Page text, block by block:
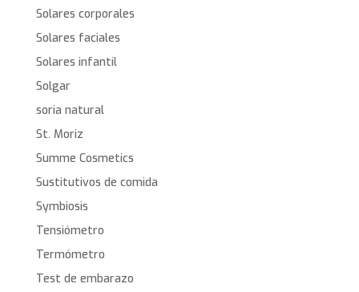
Solares corporales
Solares faciales
Solares infantil
Solgar
soria natural
St. Moriz
Summe Cosmetics
Sustitutivos de comida
Symbiosis
Tensiómetro
Termómetro
Test de embarazo